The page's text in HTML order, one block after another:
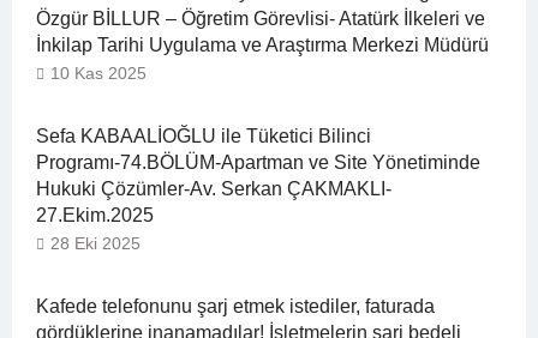
Özgür BİLLUR – Öğretim Görevlisi- Atatürk İlkeleri ve
İnkilap Tarihi Uygulama ve Araştırma Merkezi Müdürü
10 Kas 2025
Sefa KABAALİOĞLU ile Tüketici Bilinci
Programı-74.BÖLÜM-Apartman ve Site Yönetiminde
Hukuki Çözümler-Av. Serkan ÇAKMAKLI-
27.Ekim.2025
28 Eki 2025
Kafede telefonunu şarj etmek istediler, faturada
gördüklerine inanamadılar! İşletmelerin şarj bedeli